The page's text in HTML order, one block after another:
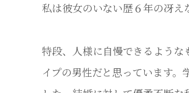
私は彼女のいない歴６年の冴え
特段、人様に自慢できるよう
イプの男性だと思っています